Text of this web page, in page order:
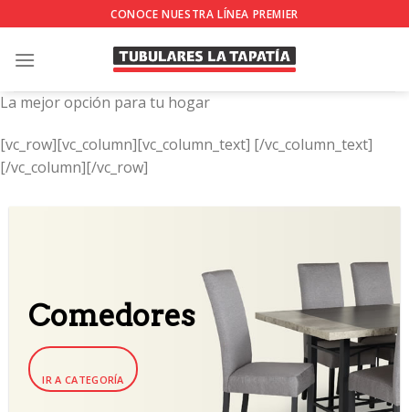
to
content
CONOCE NUESTRA LÍNEA PREMIER
La mejor opción para tu hogar
[vc_row][vc_column][vc_column_text] [/vc_column_text]
[/vc_column][/vc_row]
Comedores
IR A CATEGORÍA